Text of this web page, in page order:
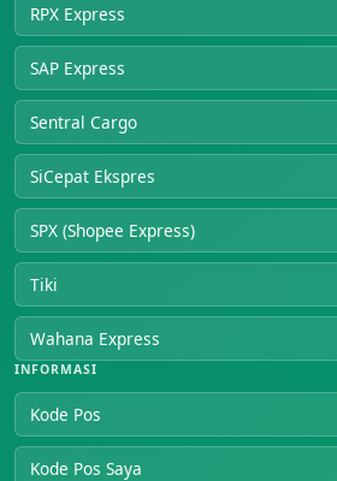
RPX Express
SAP Express
Sentral Cargo
SiCepat Ekspres
SPX (Shopee Express)
Tiki
Wahana Express
INFORMASI
Kode Pos
Kode Pos Saya